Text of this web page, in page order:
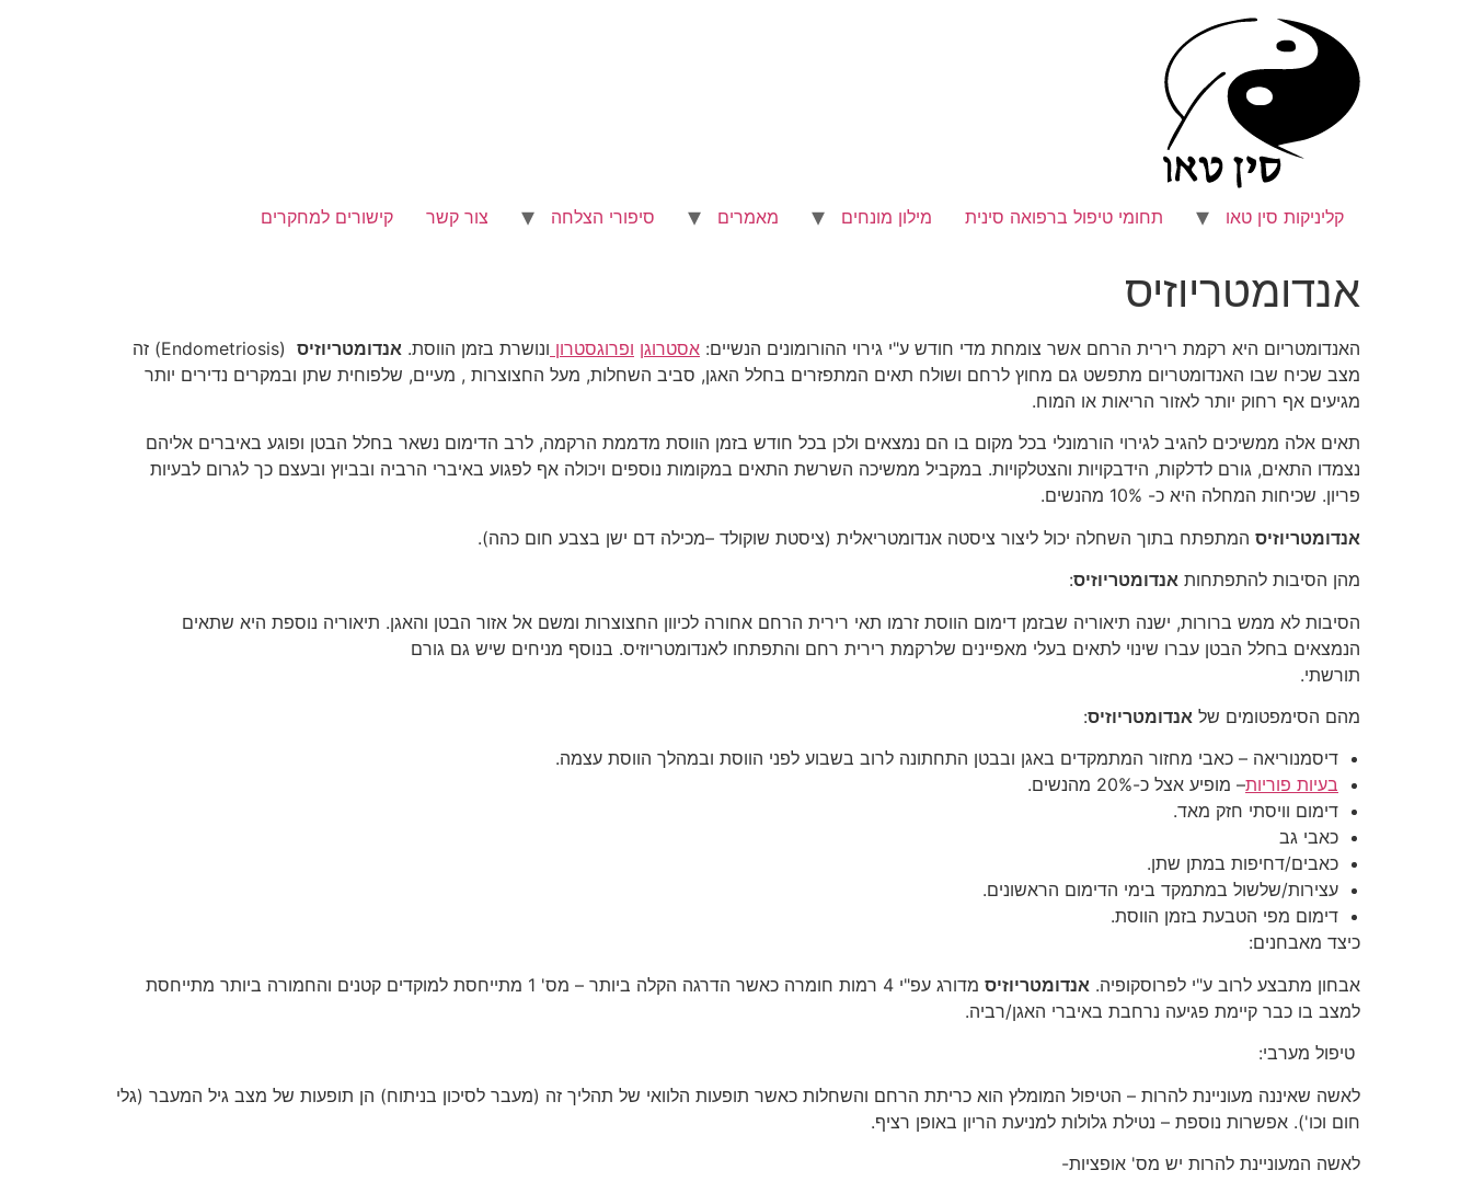
קליניקות סין טאו תחומי טיפול ברפואה סינית מילון מונחים מאמרים סיפורי הצלחה צור קשר קישורים למחקרים
אנדומטריוזיס
האנדומטריום היא רקמת רירית הרחם אשר צומחת מדי חודש ע"י גירוי ההורומונים הנשיים: אסטרוגן ופרוגסטרון ונושרת בזמן הווסת. אנדומטריוזיס
(Endometriosis) זה
מצב שכיח שבו האנדומטריום מתפשט גם מחוץ לרחם ושולח תאים המתפזרים בחלל האגן, סביב השחלות, מעל החצוצרות , מעיים, שלפוחית שתן ובמקרים נדירים יותר
מגיעים אף רחוק יותר לאזור הריאות או המוח.
תאים אלה ממשיכים להגיב לגירוי הורמונלי בכל מקום בו הם נמצאים ולכן בכל חודש בזמן הווסת מדממת הרקמה, לרב הדימום נשאר בחלל הבטן ופוגע באיברים אליהם
נצמדו התאים, גורם לדלקות, הידבקויות והצטלקויות. במקביל ממשיכה השרשת התאים במקומות נוספים ויכולה אף לפגוע באיברי הרביה ובביוץ ובעצם כך לגרום לבעיות
פריון. שכיחות המחלה היא כ- 10% מהנשים.
אנדומטריוזיס המתפתח בתוך השחלה יכול ליצור ציסטה אנדומטריאלית (ציסטת שוקולד –מכילה דם ישן בצבע חום כהה).
מהן הסיבות להתפתחות אנדומטריוזיס:
הסיבות לא ממש ברורות, ישנה תיאוריה שבזמן דימום הווסת זרמו תאי רירית הרחם אחורה לכיוון החצוצרות ומשם אל אזור הבטן והאגן. תיאוריה נוספת היא שתאים
הנמצאים בחלל הבטן עברו שינוי לתאים בעלי מאפיינים שלרקמת רירית רחם והתפתחו לאנדומטריוזיס. בנוסף מניחים שיש גם גורם
תורשתי.
מהם הסימפטומים של אנדומטריוזיס:
דיסמנוריאה – כאבי מחזור המתמקדים באגן ובבטן התחתונה לרוב בשבוע לפני הווסת ובמהלך הווסת עצמה.
בעיות פוריות– מופיע אצל כ-20% מהנשים.
דימום וויסתי חזק מאד.
כאבי גב
כאבים/דחיפות במתן שתן.
עצירות/שלשול במתמקד בימי הדימום הראשונים.
דימום מפי הטבעת בזמן הווסת.
כיצד מאבחנים:
אבחון מתבצע לרוב ע"י לפרוסקופיה. אנדומטריוזיס
מדורג עפ"י 4 רמות חומרה כאשר הדרגה הקלה ביותר – מס' 1 מתייחסת למוקדים קטנים והחמורה ביותר מתייחסת
למצב בו כבר קיימת פגיעה נרחבת באיברי האגן/רביה.
טיפול מערבי:
לאשה שאיננה מעוניינת להרות – הטיפול המומלץ הוא כריתת הרחם והשחלות כאשר תופעות הלוואי של תהליך זה (מעבר לסיכון בניתוח) הן תופעות של מצב גיל המעבר (גלי
חום וכו'). אפשרות נוספת – נטילת גלולות למניעת הריון באופן רציף.
לאשה המעוניינת להרות יש מס' אופציות-